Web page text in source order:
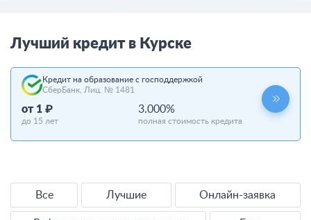
Лучший кредит в Курске
Кредит на образование с господдержкой
СберБанк, Лиц. № 1481
до 15 лет
от 1 ₽
полная стоимость кредита
3.000%
Все Лучшие Онлайн-заявка